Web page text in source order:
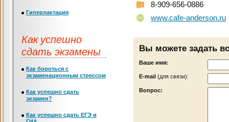
8-909-656-0886
www.cafe-anderson.ru
Вы можете задать
Ваше имя:
Е-mail (для связи):
Вопрос:
Гиперлактация
Как успешно
сдать экзамены
Как бороться с
экзаменационным стрессом
Как успешно сдать
экзамен?
Как успешно сдать ЕГЭ и